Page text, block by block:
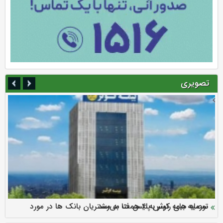
تصویری
ارزش سهام عدالت بالا رفت
سرمایه بیمه کوثر به ۴ همت می‌رسد
نود ثانیه با فولاد سنگان
تقدیر دبیرکل سندیکای بیمه گران ایران از اقدامات مدیرعامل بیمه
توصیه های رئیس پلیس فتا به مشتریان بانک ها در مورد